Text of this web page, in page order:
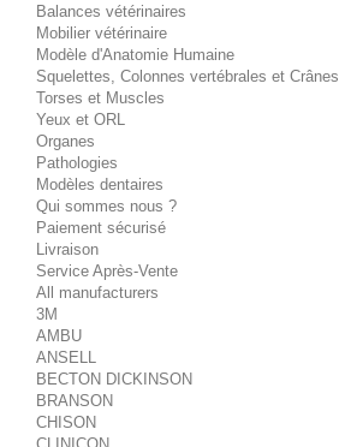
Balances vétérinaires
Mobilier vétérinaire
Modèle d'Anatomie Humaine
Squelettes, Colonnes vertébrales et Crânes
Torses et Muscles
Yeux et ORL
Organes
Pathologies
Modèles dentaires
Qui sommes nous ?
Paiement sécurisé
Livraison
Service Après-Vente
All manufacturers
3M
AMBU
ANSELL
BECTON DICKINSON
BRANSON
CHISON